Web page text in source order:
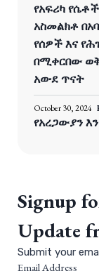
የአፍሪካ
አስመልክቶ
የሰዎች እና
በሚቀርበው
አውደ ጥናት
October 30, 2024
የአረጋውያን
Signup
Update
Submit your
Email Address